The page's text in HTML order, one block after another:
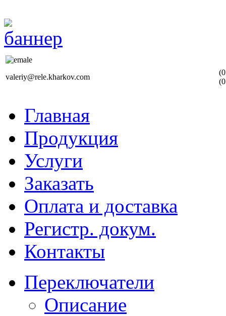
valeriy@rele.kharkov.com
Главная
Продукция
Услуги
Заказать
Оплата и доставка
Регистр. докум.
Контакты
Переключатели
Описание